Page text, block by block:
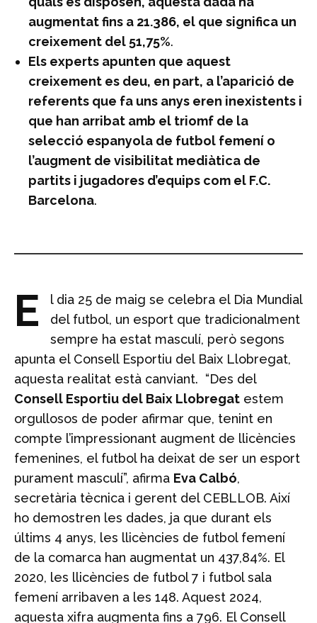
augmentat fins a 21.386, el que significa un
creixement del 51,75%.
Els experts apunten que aquest
creixement es deu, en part, a l’aparició de
referents que fa uns anys eren inexistents i
que han arribat amb el triomf de la
selecció espanyola de futbol femení o
l’augment de visibilitat mediàtica de
partits i jugadores d’equips com el F.C.
Barcelona.
E
l dia 25 de maig se celebra el Dia Mundial
del futbol, un esport que tradicionalment
sempre ha estat masculí, però segons
apunta el Consell Esportiu del Baix Llobregat,
aquesta realitat està canviant. “Des del
Consell Esportiu del Baix Llobregat estem
orgullosos de poder afirmar que, tenint en
compte l’impressionant augment de llicències
femenines, el futbol ha deixat de ser un esport
purament masculí”, afirma Eva Calbó,
secretària tècnica i gerent del CEBLLOB. Així
ho demostren les dades, ja que durant els
últims 4 anys, les llicències de futbol femení
de la comarca han augmentat un 437,84%. El
2020, les llicències de futbol 7 i futbol sala
femení arribaven a les 148. Aquest 2024,
aquesta xifra augmenta fins a 796. El Consell